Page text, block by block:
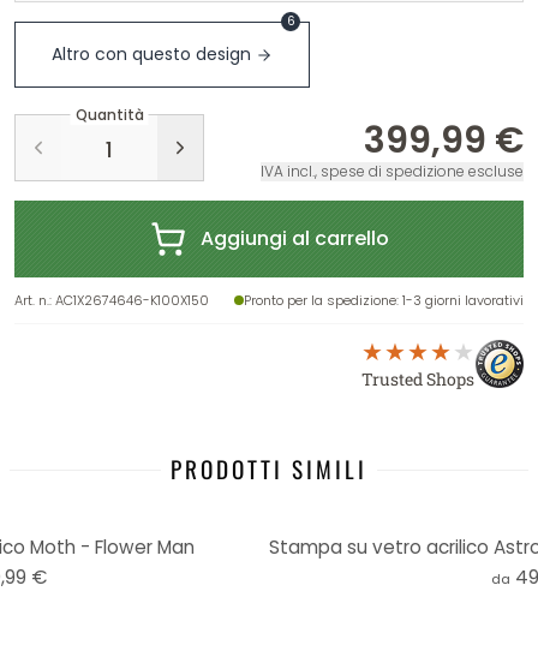
Altro con questo design
6
Quantità
399,99 €
IVA incl., spese di spedizione escluse
Aggiungi al carrello
Art. n.:AC1X2674646-K100X150 Pronto per la spedizione: 1-3 giorni lavorativi
Trusted Shops
PRODOTTI SIMILI
Moth - Flower Man
€
da